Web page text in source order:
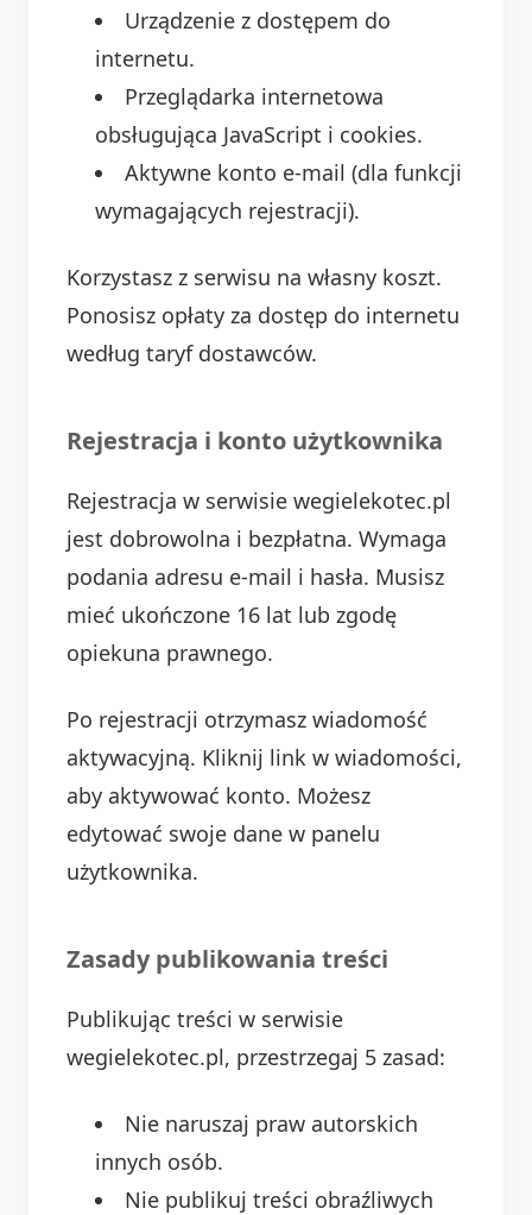
Urządzenie z dostępem do
internetu.
Przeglądarka internetowa
obsługująca JavaScript i cookies.
Aktywne konto e-mail (dla funkcji
wymagających rejestracji).
Korzystasz z serwisu na własny koszt.
Ponosisz opłaty za dostęp do internetu
według taryf dostawców.
Rejestracja i konto użytkownika
Rejestracja w serwisie wegielekotec.pl
jest dobrowolna i bezpłatna. Wymaga
podania adresu e-mail i hasła. Musisz
mieć ukończone 16 lat lub zgodę
opiekuna prawnego.
Po rejestracji otrzymasz wiadomość
aktywacyjną. Kliknij link w wiadomości,
aby aktywować konto. Możesz
edytować swoje dane w panelu
użytkownika.
Zasady publikowania treści
Publikując treści w serwisie
wegielekotec.pl, przestrzegaj 5 zasad:
Nie naruszaj praw autorskich
innych osób.
Nie publikuj treści obraźliwych